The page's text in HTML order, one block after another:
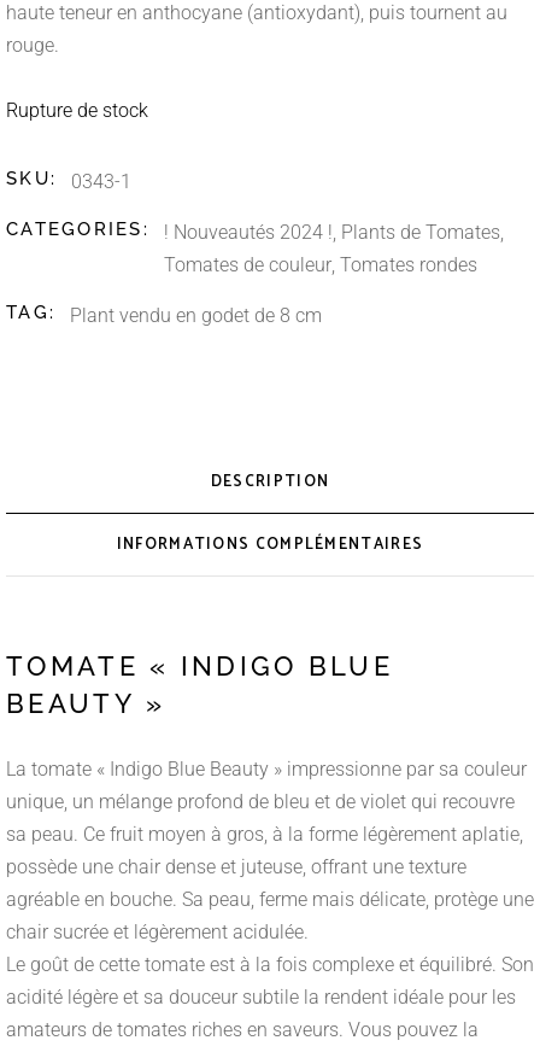
haute teneur en anthocyane (antioxydant), puis tournent au
rouge.
Rupture de stock
SKU: 0343-1
CATEGORIES: ! Nouveautés 2024 !, Plants de Tomates,
Tomates de couleur, Tomates rondes
TAG: Plant vendu en godet de 8 cm
DESCRIPTION
INFORMATIONS COMPLÉMENTAIRES
TOMATE « INDIGO BLUE
BEAUTY »
La tomate « Indigo Blue Beauty » impressionne par sa couleur
unique, un mélange profond de bleu et de violet qui recouvre
sa peau. Ce fruit moyen à gros, à la forme légèrement aplatie,
possède une chair dense et juteuse, offrant une texture
agréable en bouche. Sa peau, ferme mais délicate, protège une
chair sucrée et légèrement acidulée.
Le goût de cette tomate est à la fois complexe et équilibré. Son
acidité légère et sa douceur subtile la rendent idéale pour les
amateurs de tomates riches en saveurs. Vous pouvez la